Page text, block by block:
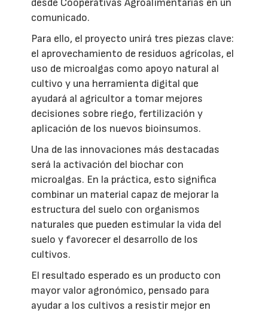
comunicado.
Para ello, el proyecto unirá tres piezas clave:
el aprovechamiento de residuos agrícolas, el
uso de microalgas como apoyo natural al
cultivo y una herramienta digital que
ayudará al agricultor a tomar mejores
decisiones sobre riego, fertilización y
aplicación de los nuevos bioinsumos.
Una de las innovaciones más destacadas
será la activación del biochar con
microalgas. En la práctica, esto significa
combinar un material capaz de mejorar la
estructura del suelo con organismos
naturales que pueden estimular la vida del
suelo y favorecer el desarrollo de los
cultivos.
El resultado esperado es un producto con
mayor valor agronómico, pensado para
ayudar a los cultivos a resistir mejor en